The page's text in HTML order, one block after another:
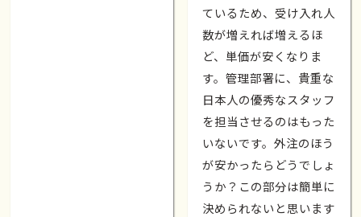
ているため、受け入れ人
数が増えれば増えるほ
ど、単価が安くなりま
す。管理部署に、貴重な
日本人の優秀なスタッフ
を担当させるのはもった
いないです。外注のほう
が安かったらどうでしょ
うか？この部分は簡単に
決められないと思います